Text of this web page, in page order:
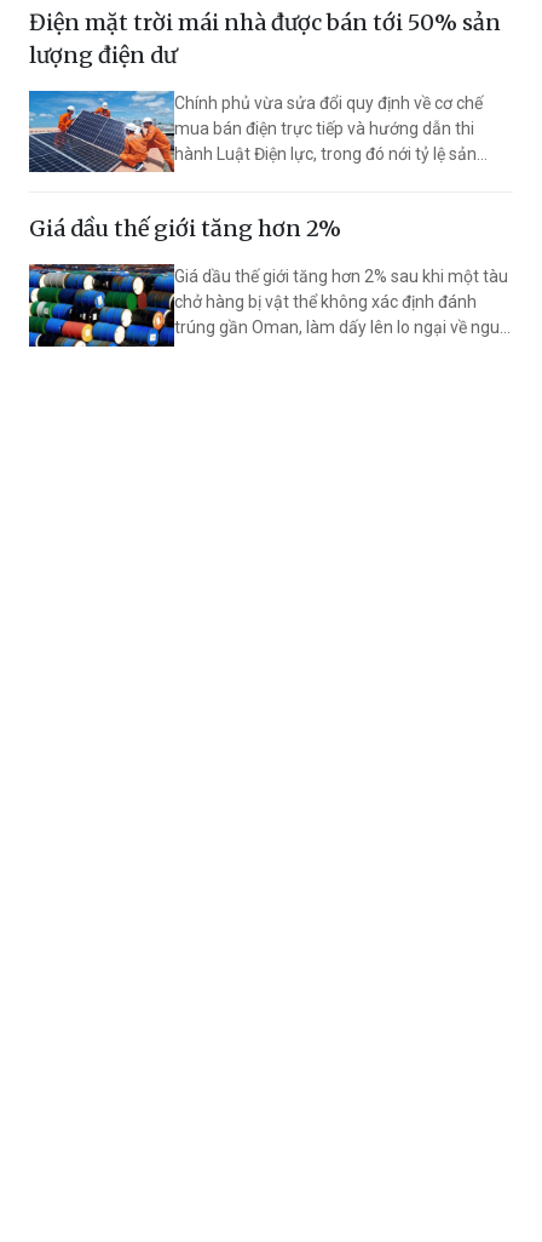
Điện mặt trời mái nhà được bán tới 50% sản
lượng điện dư
Chính phủ vừa sửa đổi quy định về cơ chế
mua bán điện trực tiếp và hướng dẫn thi
hành Luật Điện lực, trong đó nới tỷ lệ sản
20% lên 50%, đồng thời mở rộng đối tượng
Giá dầu thế giới tăng hơn 2%
Giá dầu thế giới tăng hơn 2% sau khi một tàu
chở hàng bị vật thể không xác định đánh
trúng gần Oman, làm dấy lên lo ngại về nguy